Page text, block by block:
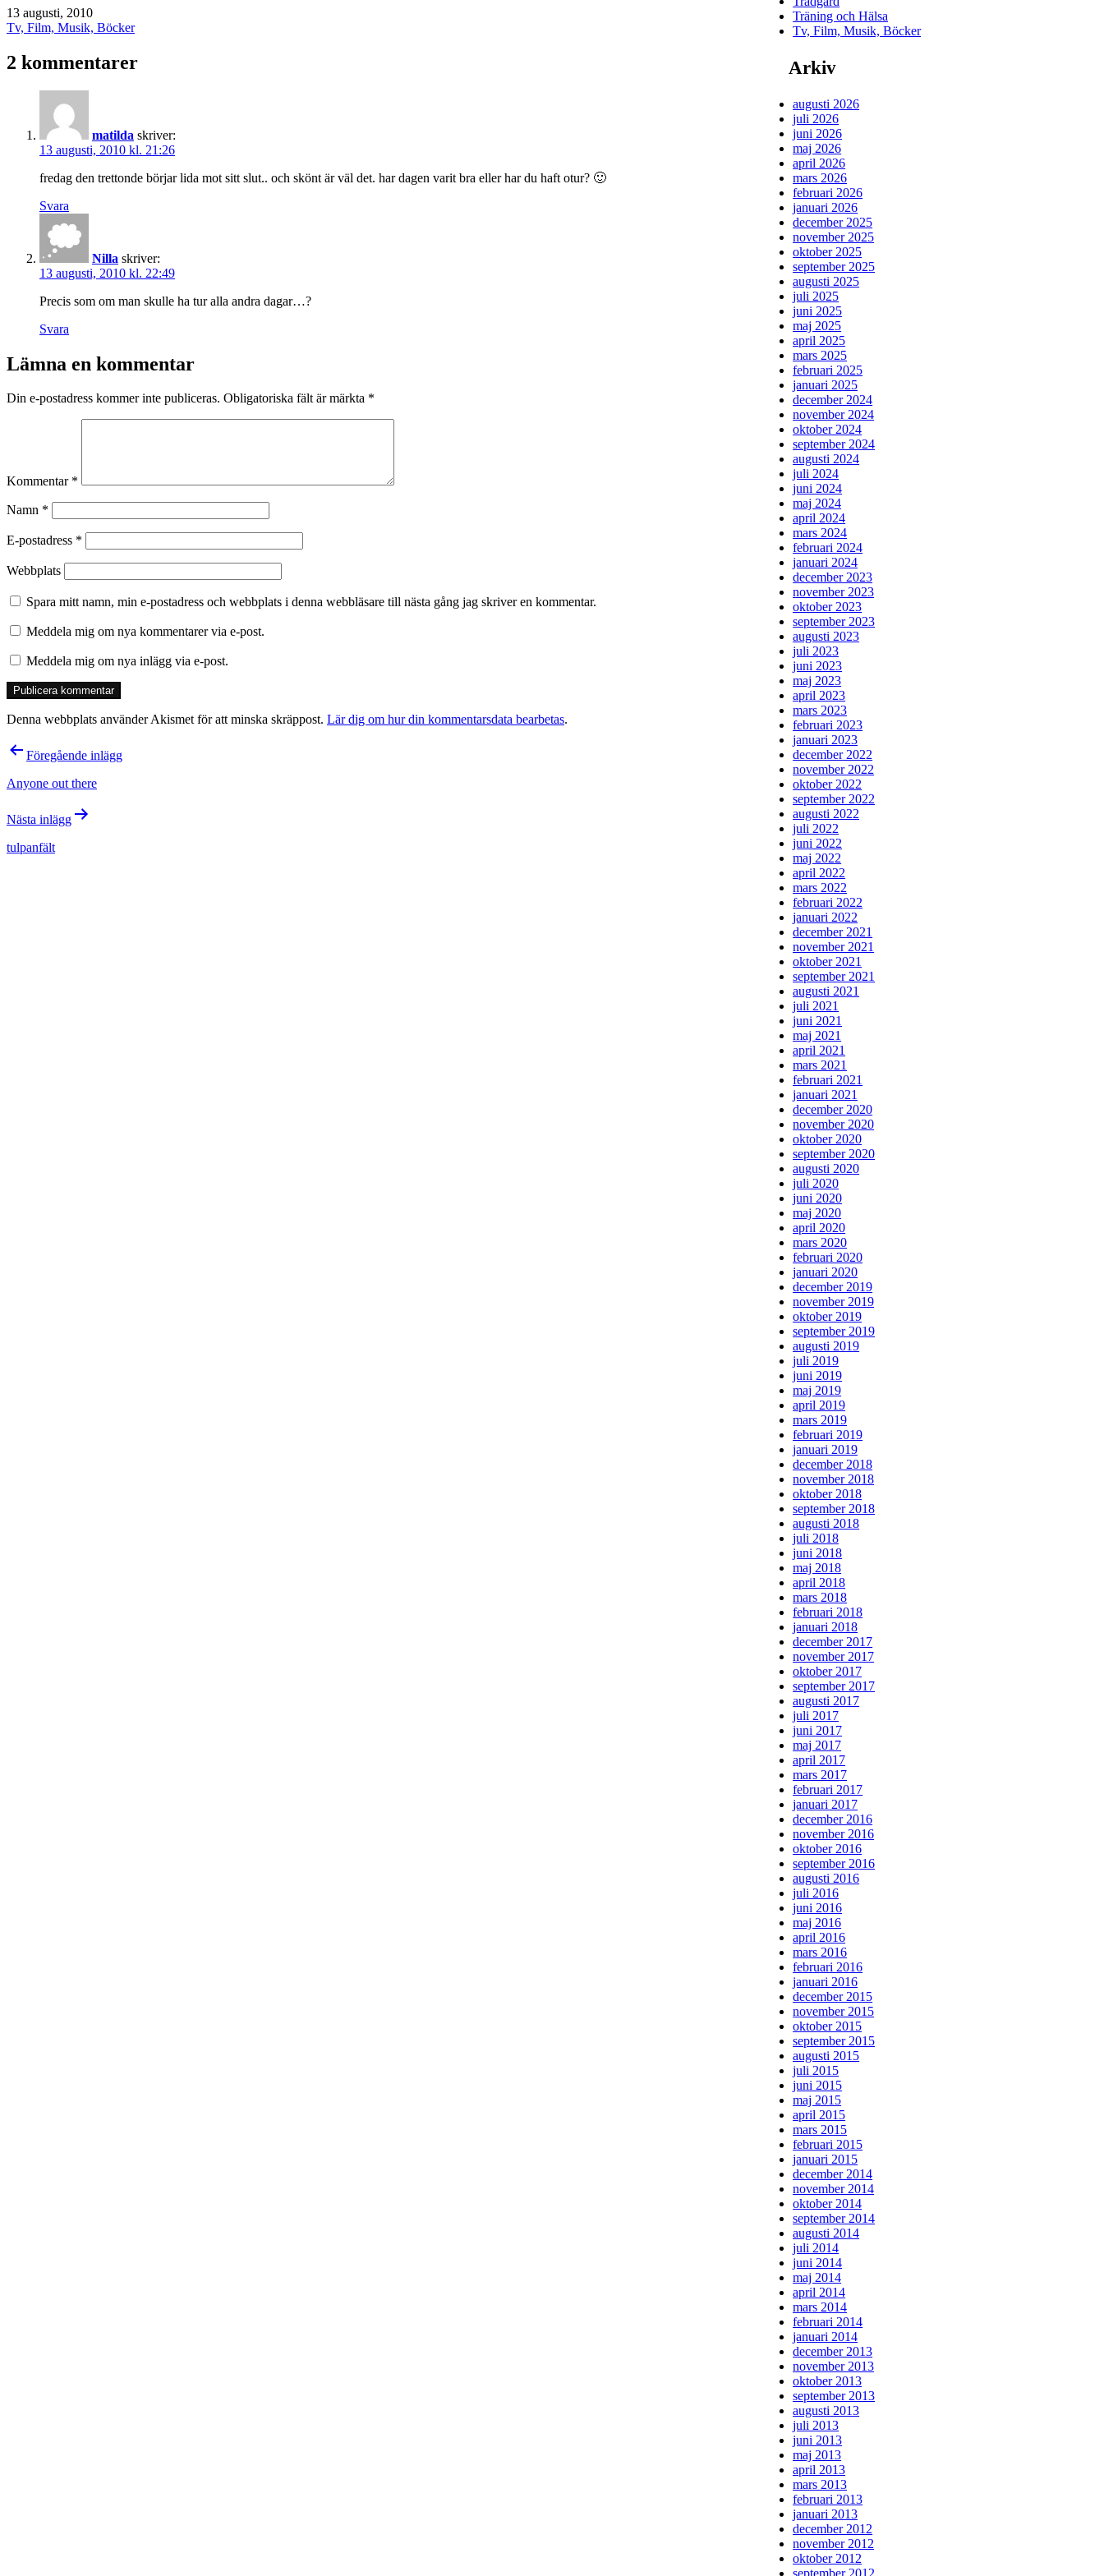
Publicerat
den
13 augusti, 2010
Kategoriserat
Tv, Film, Musik, Böcker
2 kommentarer
matilda skriver:
13 augusti, 2010 kl. 21:26
fredag den trettonde börjar lida mot sitt slut.. och skönt är väl det. har dagen varit bra eller har du haft otur? 🙂
Svara
Nilla skriver:
13 augusti, 2010 kl. 22:49
Precis som om man skulle ha tur alla andra dagar…?
Svara
Lämna en kommentar
Din e-postadress kommer inte publiceras. Obligatoriska fält är märkta *
Kommentar *
Namn *
E-postadress *
Webbplats
Spara mitt namn, min e-postadress och webbplats i denna webbläsare till nästa gång jag skriver en kommentar.
Meddela mig om nya kommentarer via e-post.
Meddela mig om nya inlägg via e-post.
Denna webbplats använder Akismet för att minska skräppost. Lär dig om hur din kommentarsdata bearbetas.
Inläggsnavigering
Föregående inlägg
Anyone out there
Nästa inlägg
tulpanfält
Träning och Hälsa
Tv, Film, Musik, Böcker
Arkiv
augusti 2026
juli 2026
juni 2026
maj 2026
april 2026
mars 2026
februari 2026
januari 2026
december 2025
november 2025
oktober 2025
september 2025
augusti 2025
juli 2025
juni 2025
maj 2025
april 2025
mars 2025
februari 2025
januari 2025
december 2024
november 2024
oktober 2024
september 2024
augusti 2024
juli 2024
juni 2024
maj 2024
april 2024
mars 2024
februari 2024
januari 2024
december 2023
november 2023
oktober 2023
september 2023
augusti 2023
juli 2023
juni 2023
maj 2023
april 2023
mars 2023
februari 2023
januari 2023
december 2022
november 2022
oktober 2022
september 2022
augusti 2022
juli 2022
juni 2022
maj 2022
april 2022
mars 2022
februari 2022
januari 2022
december 2021
november 2021
oktober 2021
september 2021
augusti 2021
juli 2021
juni 2021
maj 2021
april 2021
mars 2021
februari 2021
januari 2021
december 2020
november 2020
oktober 2020
september 2020
augusti 2020
juli 2020
juni 2020
maj 2020
april 2020
mars 2020
februari 2020
januari 2020
december 2019
november 2019
oktober 2019
september 2019
augusti 2019
juli 2019
juni 2019
maj 2019
april 2019
mars 2019
februari 2019
januari 2019
december 2018
november 2018
oktober 2018
september 2018
augusti 2018
juli 2018
juni 2018
maj 2018
april 2018
mars 2018
februari 2018
januari 2018
december 2017
november 2017
oktober 2017
september 2017
augusti 2017
juli 2017
juni 2017
maj 2017
april 2017
mars 2017
februari 2017
januari 2017
december 2016
november 2016
oktober 2016
september 2016
augusti 2016
juli 2016
juni 2016
maj 2016
april 2016
mars 2016
februari 2016
januari 2016
december 2015
november 2015
oktober 2015
september 2015
augusti 2015
juli 2015
juni 2015
maj 2015
april 2015
mars 2015
februari 2015
januari 2015
december 2014
november 2014
oktober 2014
september 2014
augusti 2014
juli 2014
juni 2014
maj 2014
april 2014
mars 2014
februari 2014
januari 2014
december 2013
november 2013
oktober 2013
september 2013
augusti 2013
juli 2013
juni 2013
maj 2013
april 2013
mars 2013
februari 2013
januari 2013
december 2012
november 2012
oktober 2012
september 2012